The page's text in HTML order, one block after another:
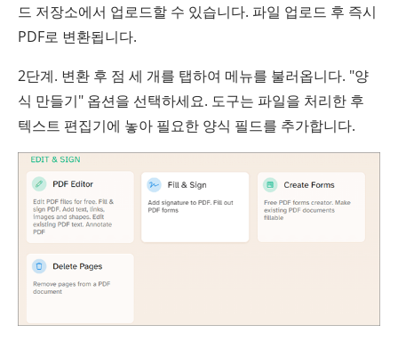
드 저장소에서 업로드할 수 있습니다. 파일 업로드 후 즉시
PDF로 변환됩니다.
2단계. 변환 후 점 세 개를 탭하여 메뉴를 불러옵니다. "양
식 만들기" 옵션을 선택하세요. 도구는 파일을 처리한 후
텍스트 편집기에 놓아 필요한 양식 필드를 추가합니다.